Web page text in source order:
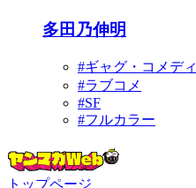
多田乃伸明
#ギャグ・コメディ
#ラブコメ
#SF
#フルカラー
トップページ